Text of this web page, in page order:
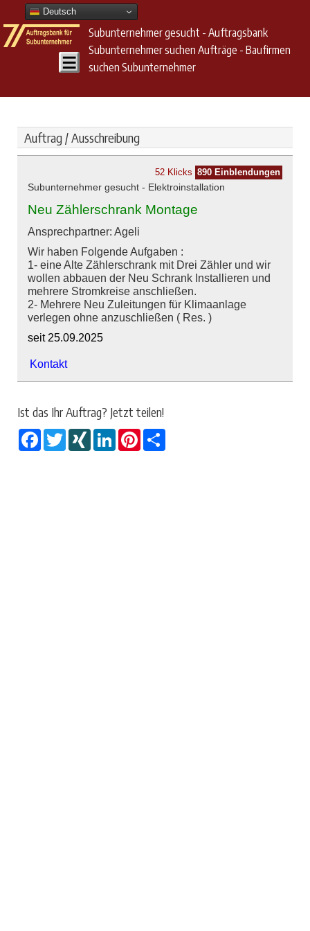
Deutsch
Subunternehmer gesucht - Auftragsbank
Subunternehmer suchen Aufträge - Baufirmen
suchen Subunternehmer
Auftrag / Ausschreibung
52 Klicks 890 Einblendungen
Subunternehmer gesucht - Elektroinstallation
Neu Zählerschrank Montage
Ansprechpartner: Ageli
Wir haben Folgende Aufgaben :
1- eine Alte Zählerschrank mit Drei Zähler und wir
wollen abbauen der Neu Schrank Installieren und
mehrere Stromkreise anschließen.
2- Mehrere Neu Zuleitungen für Klimaanlage
verlegen ohne anzuschließen ( Res. )
seit 25.09.2025
Kontakt
Ist das Ihr Auftrag? Jetzt teilen!
FacebookTwitterXING LinkedInPinterest